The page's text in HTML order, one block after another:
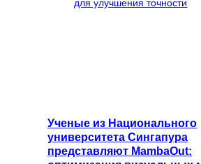
Ученые из Национального
университета Сингапура
представляют MambaOut: